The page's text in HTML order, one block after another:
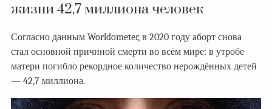
жизни 42,7 миллиона человек
Согласно данным Worldometer, в 2020 году аборт снова
стал основной причиной смерти во всём мире: в утробе
матери погибло рекордное количество нерождённых детей
— 42,7 миллиона.